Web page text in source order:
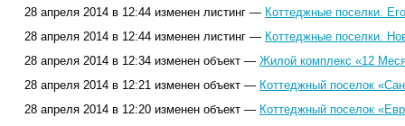
28 апреля 2014 в 12:44 изменен листинг — Коттеджные поселки.
28 апреля 2014 в 12:44 изменен листинг — Коттеджные поселки.
28 апреля 2014 в 12:34 изменен объект — Жилой комплекс «12
28 апреля 2014 в 12:21 изменен объект — Коттеджный поселок
28 апреля 2014 в 12:20 изменен объект — Коттеджный поселок